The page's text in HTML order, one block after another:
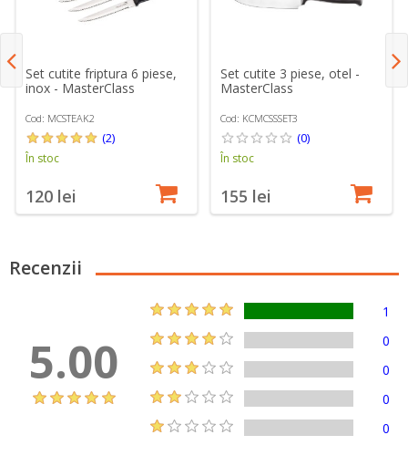
Set cutite friptura 6 piese,
inox - MasterClass
Cod: MCSTEAK2
(2)
În stoc
120 lei
Set cutite 3 piese, otel -
MasterClass
Cod: KCMCSSSET3
(0)
În stoc
155 lei
Recenzii
5.00
1
0
0
0
0